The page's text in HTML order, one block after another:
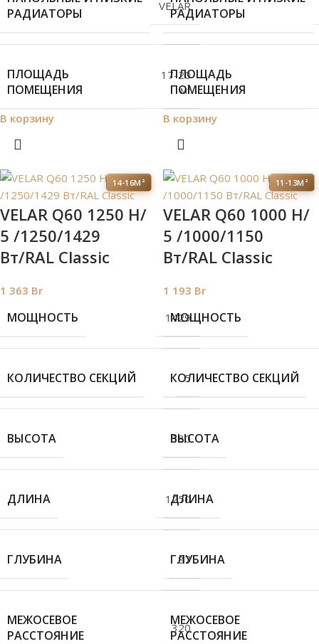
РАДИАТОРЫ
VELAR
ПЛОЩАДЬ
ПОМЕЩЕНИЯ
17-20
м²
В корзину
РАДИАТОРЫ
ПЛОЩАДЬ
ПОМЕЩЕНИЯ
В корзину
14-16М²
VELAR Q60 1250 H/
5 /1250/1429
Вт/RAL Classic
1 363 Br
МОЩНОСТЬ 1429
КОЛИЧЕСТВО СЕКЦИЙ 5
ВЫСОТА 380
ДЛИНА 1250
ГЛУБИНА 87
МЕЖОСЕВОЕ
РАССТОЯНИЕ
320
11-13М²
VELAR Q60 1000 H/
5 /1000/1150
Вт/RAL Classic
1 193 Br
МОЩНОСТЬ
КОЛИЧЕСТВО СЕКЦИЙ
ВЫСОТА
ДЛИНА
ГЛУБИНА
МЕЖОСЕВОЕ
РАССТОЯНИЕ